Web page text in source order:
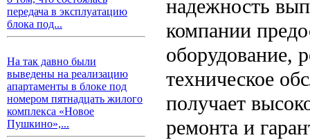
передача в эксплуатацию
блока под...
На так давно были
выведены на реализацию
апартаменты в блоке под
номером пятнадцать жилого
комплекса «Новое
Пушкино»,...
надежность
компании
оборудование,
техническое
получает
ремонта и